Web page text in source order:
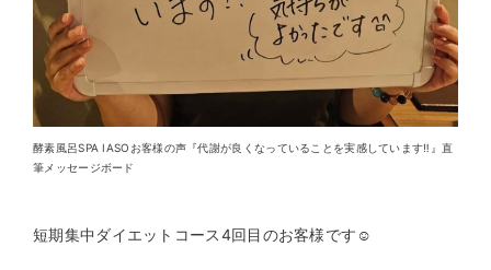
酵素風呂SPA IASOお客様の声『代謝が良くなっていることを実感しています‼︎』直
筆メッセージボード
短期集中ダイエットコース4回目のお客様です☺️